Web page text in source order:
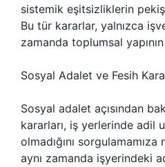
sistemik eşitsizliklerin
Bu tür kararlar, yalnızca
zamanda toplumsal yapının
Sosyal Adalet ve Fesih
Sosyal adalet açısından
kararları, iş yerlerinde adil
olmadığını
aynı zamanda işyerindeki